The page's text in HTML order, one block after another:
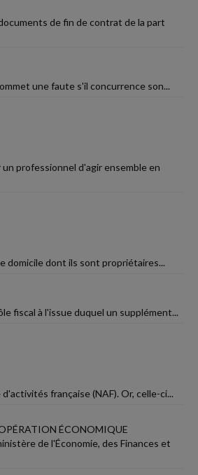
de fin de contrat de la part
une faute s'il concurrence son...
professionnel d'agir ensemble en
domicile dont ils sont propriétaires...
fiscal à l'issue duquel un supplément...
française (NAF). Or, celle-ci...
ÉCONOMIQUE
de l'Économie, des Finances et